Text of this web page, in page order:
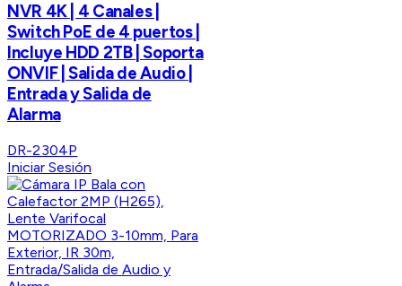
NVR 4K | 4 Canales |
Switch PoE de 4 puertos |
Incluye HDD 2TB | Soporta
ONVIF | Salida de Audio |
Entrada y Salida de
Alarma
DR-2304P
Iniciar Sesión